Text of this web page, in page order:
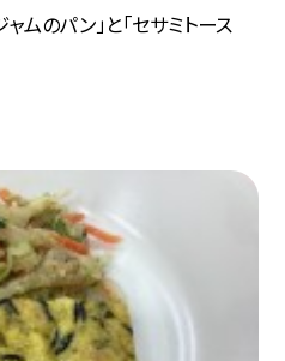
ムのパン」と「セサミトース